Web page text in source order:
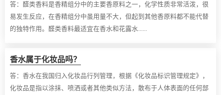
答： 醛类香料是香精组分中的主要香原料之一，化学性质非常活泼，很
易发生反应，在香精组分中虽用量不大，但起到其他香原料都不能代替
的独特作用。醛类香料最适宜在香水和花露水......
香水属于化妆品吗？
答： 香水在我国归入化妆品行列管理，根据《化妆品标识管理规定》，
化妆品是指以涂抹、喷洒或者其他类似方法，散布于人体表面的任何部